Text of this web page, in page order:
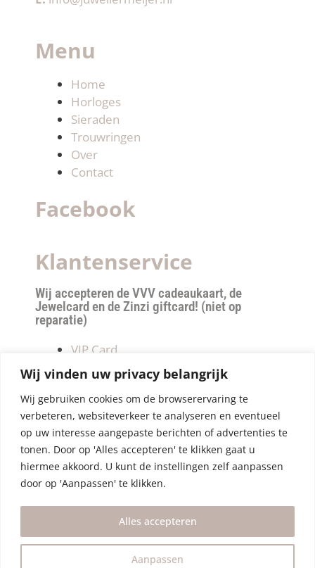
Wij vinden uw privacy belangrijk
Wij gebruiken cookies om de browserervaring te
verbeteren, websiteverkeer te analyseren en eventueel
op uw interesse aangepaste berichten of advertenties te
tonen. Door op 'Alles accepteren' te klikken gaat u
hiermee akkoord. U kunt de instellingen zelf aanpassen
door op 'Aanpassen' te klikken.
Aanpassen
Alles accepteren
Menu
Home
Horloges
Sieraden
Trouwringen
Over
Contact
Facebook
Klantenservice
Wij accepteren de VVV cadeaukaart, de
Jewelcard en de Zinzi giftcard! (niet op
reparatie)
VIP Card
Retourneren
Betalen & verzendkosten
Privacy Policy
Algemene Voorwaarden